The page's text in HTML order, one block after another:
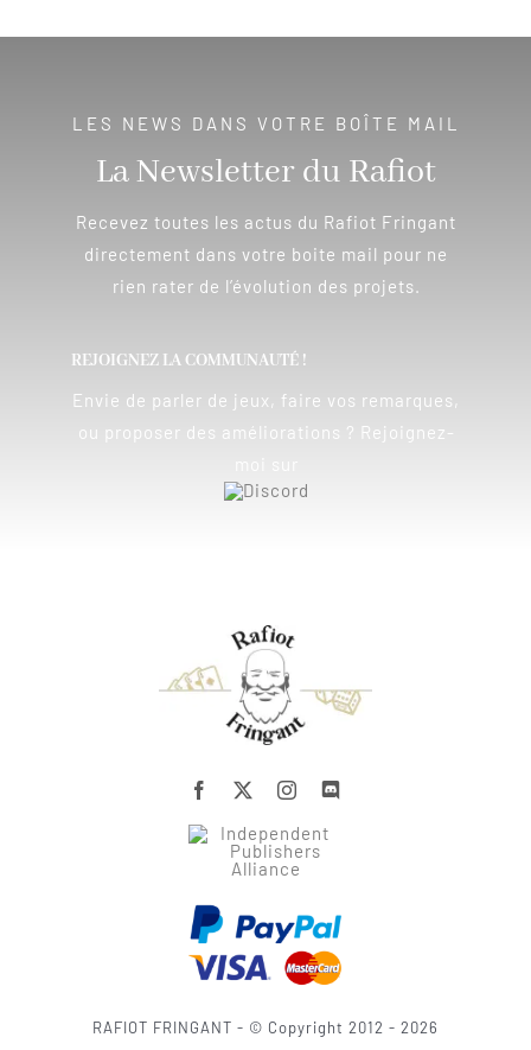
LES NEWS DANS VOTRE BOÎTE MAIL
La Newsletter du Rafiot
Recevez toutes les actus du Rafiot Fringant
directement dans votre boite mail pour ne
rien rater de l’évolution des projets.
REJOIGNEZ LA COMMUNAUTÉ !
Envie de parler de jeux, faire vos remarques,
ou proposer des améliorations ? Rejoignez-
RAFIOT FRINGANT - © Copyright 2012 - 2026